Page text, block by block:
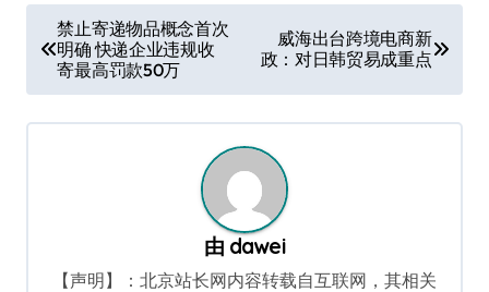
章
导
航
禁止寄递物品概念首次
明确 快递企业违规收
寄最高罚款50万
威海出台跨境电商新
政：对日韩贸易成重点
由 dawei
【声明】：北京站长网内容转载自互联网，其相关